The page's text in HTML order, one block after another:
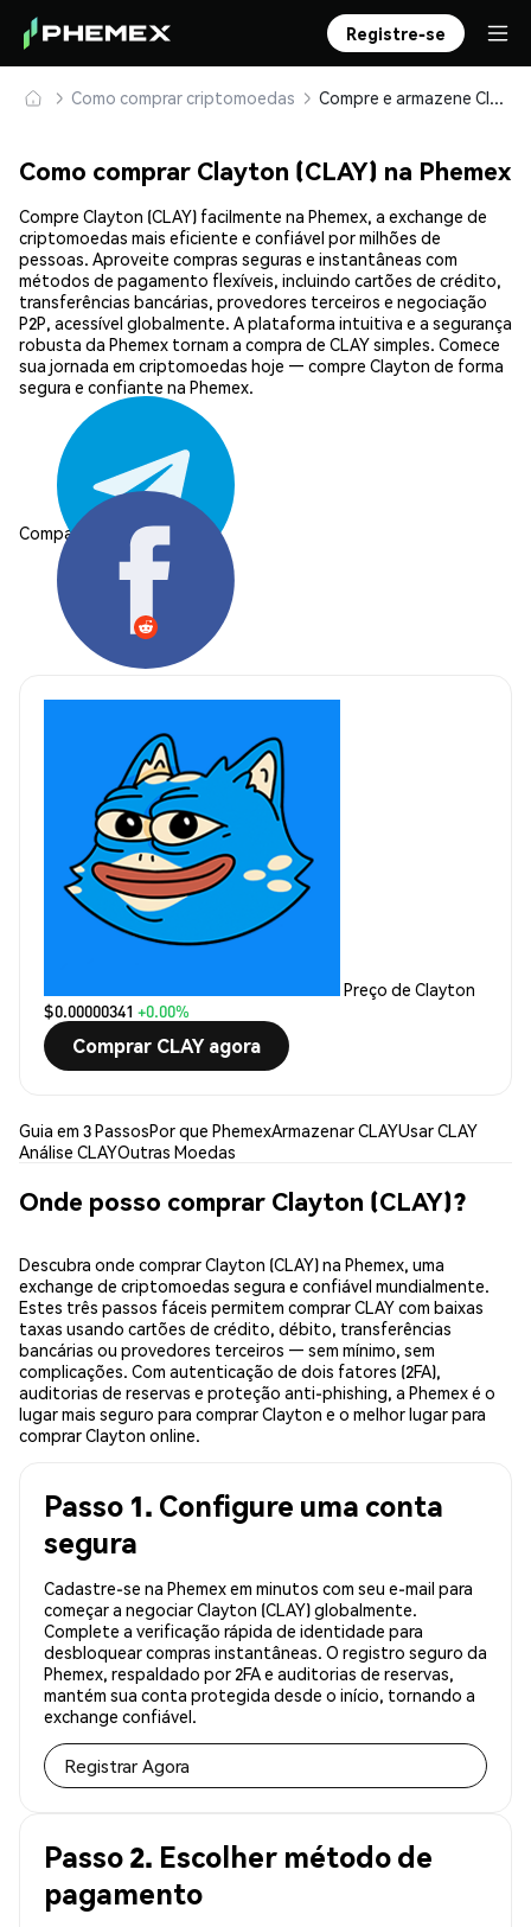
Registre-se
Como comprar criptomoedas Compre e armazene Clayton (CLAY) com segurança
Como comprar Clayton (CLAY) na Phemex
Compre Clayton (CLAY) facilmente na Phemex, a exchange de
criptomoedas mais eficiente e confiável por milhões de
pessoas. Aproveite compras seguras e instantâneas com
métodos de pagamento flexíveis, incluindo cartões de crédito,
transferências bancárias, provedores terceiros e negociação
P2P, acessível globalmente. A plataforma intuitiva e a segurança
robusta da Phemex tornam a compra de CLAY simples. Comece
sua jornada em criptomoedas hoje — compre Clayton de forma
segura e confiante na Phemex.
Compartilhar:
Preço de Clayton
$0.00000341 +0.00%
Comprar CLAY agora
Guia em 3 PassosPor que PhemexArmazenar CLAYUsar CLAY
Análise CLAYOutras Moedas
Onde posso comprar Clayton (CLAY)?
Descubra onde comprar Clayton (CLAY) na Phemex, uma
exchange de criptomoedas segura e confiável mundialmente.
Estes três passos fáceis permitem comprar CLAY com baixas
taxas usando cartões de crédito, débito, transferências
bancárias ou provedores terceiros — sem mínimo, sem
complicações. Com autenticação de dois fatores (2FA),
auditorias de reservas e proteção anti-phishing, a Phemex é o
lugar mais seguro para comprar Clayton e o melhor lugar para
comprar Clayton online.
Passo 1. Configure uma conta
segura
Cadastre-se na Phemex em minutos com seu e-mail para
começar a negociar Clayton (CLAY) globalmente.
Complete a verificação rápida de identidade para
desbloquear compras instantâneas. O registro seguro da
Phemex, respaldado por 2FA e auditorias de reservas,
mantém sua conta protegida desde o início, tornando a
exchange confiável.
Registrar Agora
Passo 2. Escolher método de
pagamento